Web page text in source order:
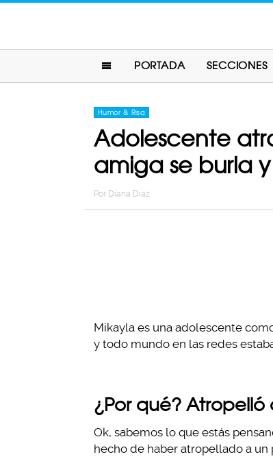
PORTADA SECCIONES
Humor & Risa
Adolescente
amiga se burla
Por Diana Diaz
Mikayla es una adolescente
y todo mundo en las redes
¿Por qué?
Ok, sabemos lo que estás
hecho de haber atropellado a un